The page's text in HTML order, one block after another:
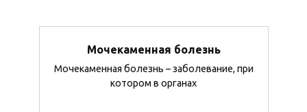
Мочекаменная болезнь
Мочекаменная болезнь – заболевание, при
котором в органах